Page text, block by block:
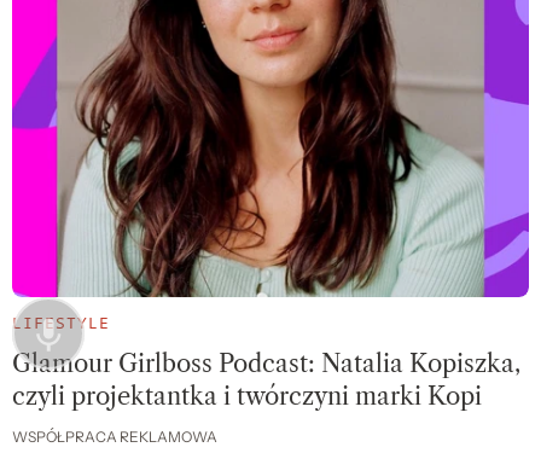
LIFESTYLE
Glamour Girlboss Podcast: Natalia Kopiszka,
czyli projektantka i twórczyni marki Kopi
WSPÓŁPRACA REKLAMOWA